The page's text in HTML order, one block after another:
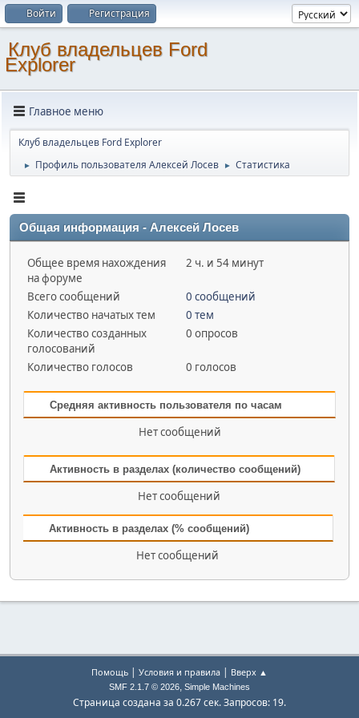
Войти Регистрация
Клуб владельцев Ford
Explorer
Главное меню
Клуб владельцев Ford Explorer
► Профиль пользователя Алексей Лосев ► Статистика
Общая информация - Алексей Лосев
Общее время нахождения
на форуме
2 ч. и 54 минут
Всего сообщений
0 сообщений
Количество начатых тем
0 тем
Количество созданных
голосований
0 опросов
Количество голосов 0 голосов
Средняя активность пользователя по часам
Нет сообщений
Активность в разделах (количество сообщений)
Нет сообщений
Активность в разделах (% сообщений)
Нет сообщений
Помощь | Условия и правила | Вверх ▲
SMF 2.1.7 © 2026, Simple Machines
Страница создана за 0.267 сек. Запросов: 19.